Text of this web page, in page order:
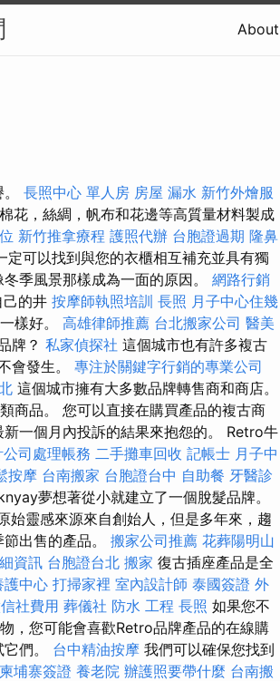
About
長照中心 單人房 房屋 漏水 新竹外燴服
花，絲綢，帆布和花邊等高質量材料製成
新竹推拿療程 護照代辦 台胞證過期 隆鼻
定可以找到與您的衣櫃相互補充並具有獨
季風景那樣成為一面的原因。 網路行銷
的井 按摩師執照培訓 長照 月子中心住幾
樣好。 高雄律師推薦 台北搬家公司 醫美
牌？ 私家偵探社 這個城市也有許多複古
會發生。 專注於關鍵字行銷的專業公司
這個城市擁有大多數品牌轉售商和商店。
商品。 您可以直接在購買產品的複古商
一個月內投訴的結果來抱怨的。 Retro牛
司處理帳務 二手攤車回收 記帳士 月子中
按摩 台南搬家 台胞證台中 自助餐 牙醫診
夢想著從小就建立了一個脫髮品牌。
始靈感來源來自創始人，但是多年來，趨
出售的產品。 搬家公司推薦 花葬陽明山
資訊 台胞證台北 搬家 復古插座產品是全
護中心 打掃家裡 室內設計師 泰國簽證 外
社費用 葬儀社 防水 工程 長照 如果您不
，您可能會喜歡Retro品牌產品的在線購
們。 台中精油按摩 我們可以確保您找到
柬埔寨簽證 養老院 辦護照要帶什麼 台南搬